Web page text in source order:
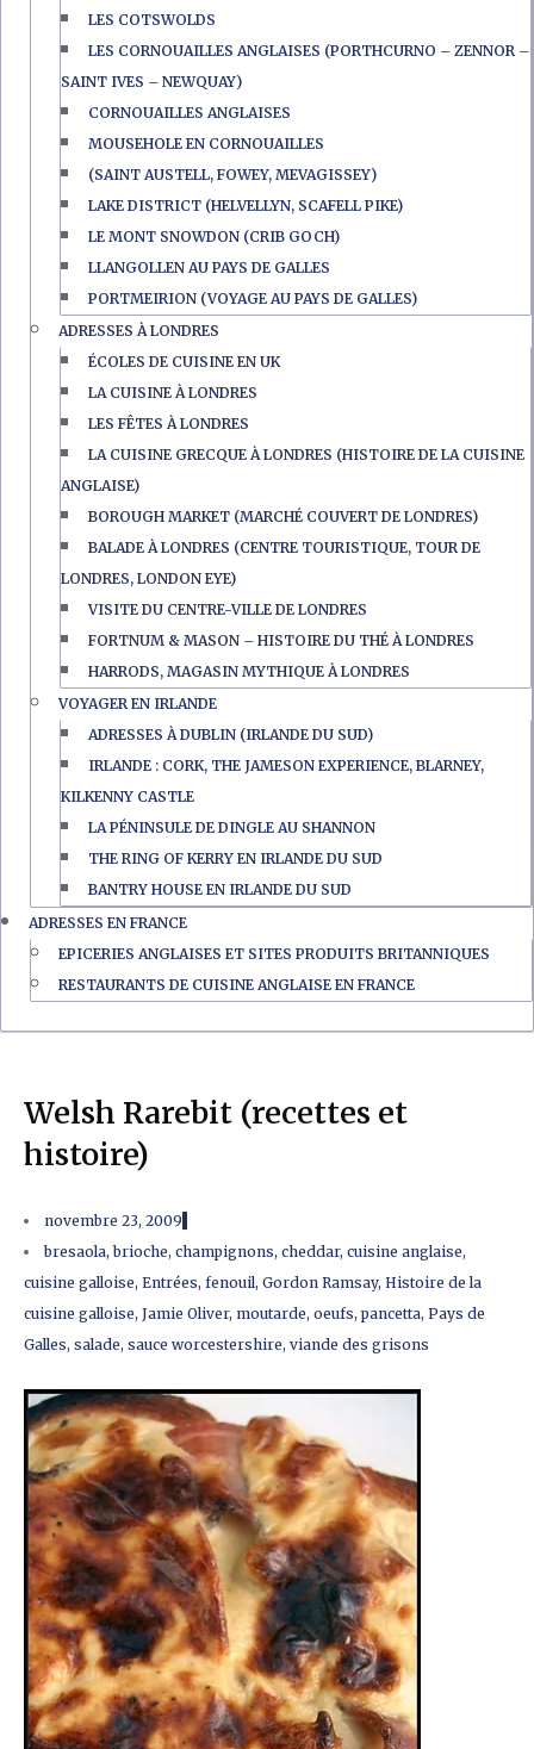
LES COTSWOLDS
LES CORNOUAILLES ANGLAISES (PORTHCURNO – ZENNOR –
SAINT IVES – NEWQUAY)
CORNOUAILLES ANGLAISES
MOUSEHOLE EN CORNOUAILLES
(SAINT AUSTELL, FOWEY, MEVAGISSEY)
LAKE DISTRICT (HELVELLYN, SCAFELL PIKE)
LE MONT SNOWDON (CRIB GOCH)
LLANGOLLEN AU PAYS DE GALLES
PORTMEIRION (VOYAGE AU PAYS DE GALLES)
ADRESSES À LONDRES
ÉCOLES DE CUISINE EN UK
LA CUISINE À LONDRES
LES FÊTES À LONDRES
LA CUISINE GRECQUE À LONDRES (HISTOIRE DE LA CUISINE
ANGLAISE)
BOROUGH MARKET (MARCHÉ COUVERT DE LONDRES)
BALADE À LONDRES (CENTRE TOURISTIQUE, TOUR DE
LONDRES, LONDON EYE)
VISITE DU CENTRE-VILLE DE LONDRES
FORTNUM & MASON – HISTOIRE DU THÉ À LONDRES
HARRODS, MAGASIN MYTHIQUE À LONDRES
VOYAGER EN IRLANDE
ADRESSES À DUBLIN (IRLANDE DU SUD)
IRLANDE : CORK, THE JAMESON EXPERIENCE, BLARNEY,
KILKENNY CASTLE
LA PÉNINSULE DE DINGLE AU SHANNON
THE RING OF KERRY EN IRLANDE DU SUD
BANTRY HOUSE EN IRLANDE DU SUD
ADRESSES EN FRANCE
EPICERIES ANGLAISES ET SITES PRODUITS BRITANNIQUES
RESTAURANTS DE CUISINE ANGLAISE EN FRANCE
Welsh Rarebit (recettes et
histoire)
novembre 23, 2009
bresaola,brioche, champignons, cheddar, cuisine anglaise,
cuisine galloise, Entrées, fenouil, Gordon Ramsay, Histoire de la
cuisine galloise, Jamie Oliver, moutarde, oeufs, pancetta, Pays de
Galles, salade, sauce worcestershire, viande des grisons